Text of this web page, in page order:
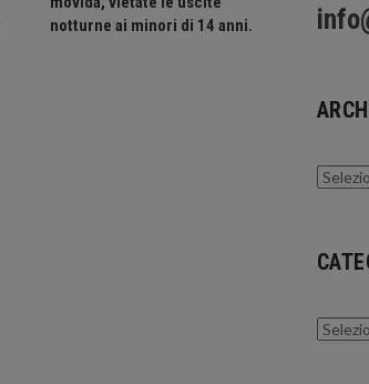
notturne ai minori di 14 anni.
Archivi